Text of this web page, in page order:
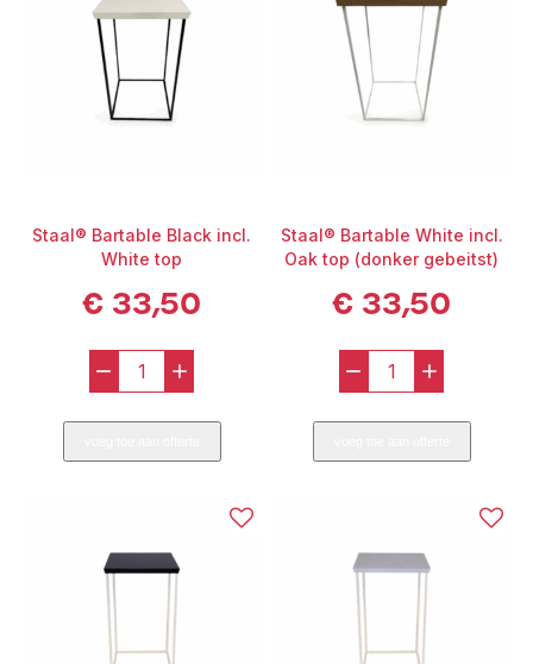
aantal
(donker
gebeitst)
aantal
Staal® Bartable Black incl.
White top
€ 33,50
-
Staal®
Bartable
Black
top
aantal
+
Staal® Bartable White incl.
Oak top (donker gebeitst)
€ 33,50
-
Staal®
Bartable
White
top
(donker
gebeitst)
aantal
+